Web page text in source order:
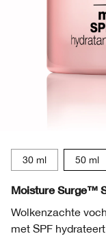
30 ml 50 ml
Moisture Surge™
Wolkenzachte
met SPF